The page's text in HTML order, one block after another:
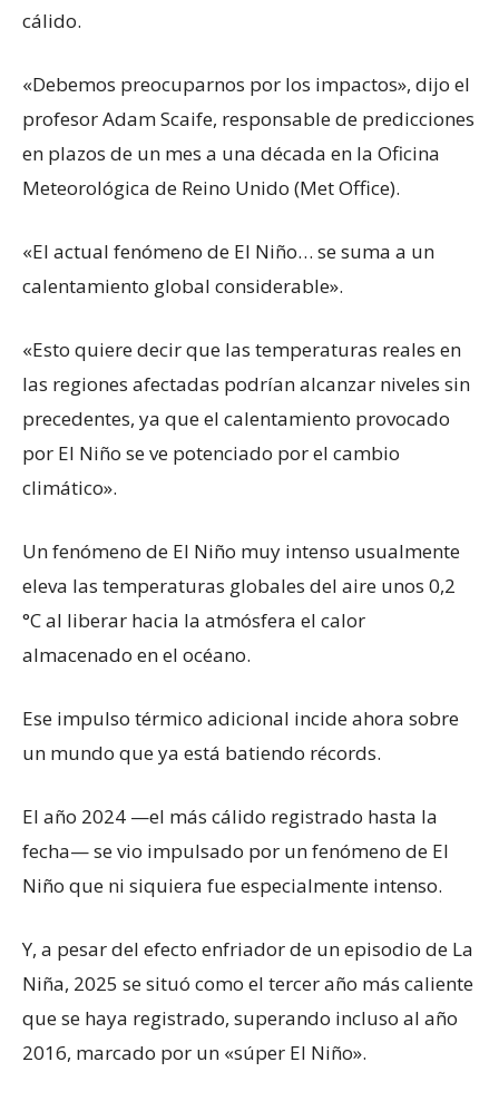
cálido.
«Debemos preocuparnos por los impactos», dijo el
profesor Adam Scaife, responsable de predicciones
en plazos de un mes a una década en la Oficina
Meteorológica de Reino Unido (Met Office).
«El actual fenómeno de El Niño… se suma a un
calentamiento global considerable».
«Esto quiere decir que las temperaturas reales en
las regiones afectadas podrían alcanzar niveles sin
precedentes, ya que el calentamiento provocado
por El Niño se ve potenciado por el cambio
climático».
Un fenómeno de El Niño muy intenso usualmente
eleva las temperaturas globales del aire unos 0,2
°C al liberar hacia la atmósfera el calor
almacenado en el océano.
Ese impulso térmico adicional incide ahora sobre
un mundo que ya está batiendo récords.
El año 2024 —el más cálido registrado hasta la
fecha— se vio impulsado por un fenómeno de El
Niño que ni siquiera fue especialmente intenso.
Y, a pesar del efecto enfriador de un episodio de La
Niña, 2025 se situó como el tercer año más caliente
que se haya registrado, superando incluso al año
2016, marcado por un «súper El Niño».